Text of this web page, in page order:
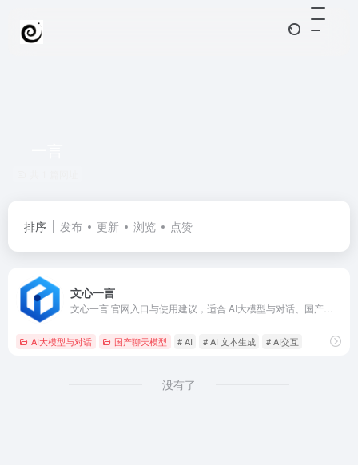
排序 发布 更新 浏览 点赞
文心一言
AI大模型与对话 国产聊天模型 # AI # AI 文本生成 # AI交互
没有了